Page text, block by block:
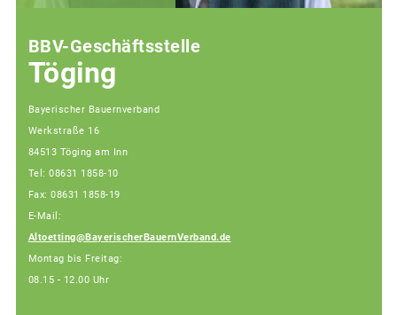
BBV-Geschäftsstelle
Töging
Bayerischer Bauernverband
Werkstraße 16
84513 Töging am Inn
Tel: 08631 1858-10
Fax: 08631 1858-19
E-Mail:
Altoetting@BayerischerBauernVerband.de
Montag bis Freitag:
08.15 - 12.00 Uhr